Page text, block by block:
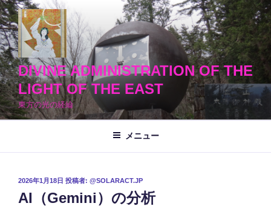
コ
ン
テ
ン
ツ
へ
ス
キ
ッ
DIVINE ADMINISTRATION OF THE
LIGHT OF THE EAST
東方の光の経綸
メニュー
投
稿
日:
2026年1月18日 投稿者: @SOLARACT.JP
AI（Gemini）の分析